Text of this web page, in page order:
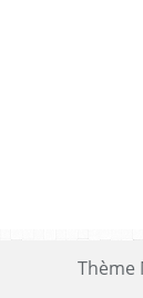
Thème